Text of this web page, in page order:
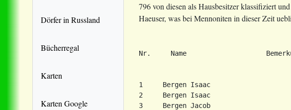
Dörfer in Russland
Bücherregal
Karten
Karten Google
796 von diesen als Hausbesitzer klassifiziert
Haeuser, was bei Mennoniten in dieser Zeit
Nr.     Name
1     Bergen Isaac
2     Bergen Isaac
3     Bergen Jacob